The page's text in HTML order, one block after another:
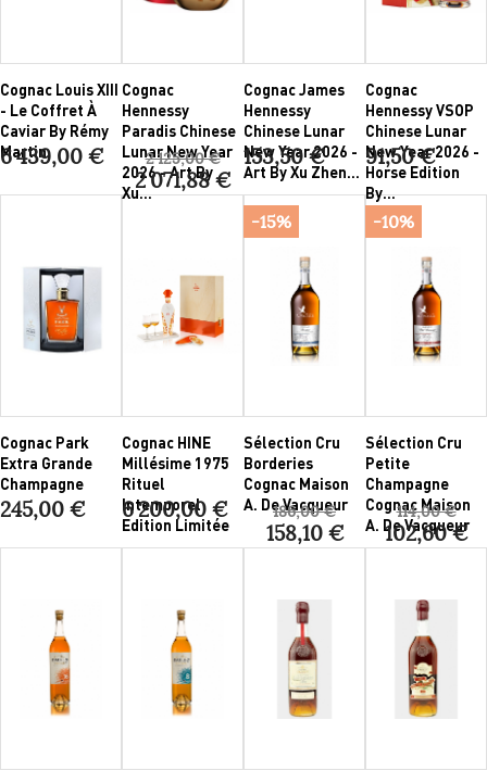
Cognac Louis XIII
- Le Coffret À
Caviar By Rémy
Martin
6 439,00 €
Cognac
Hennessy
Paradis Chinese
Lunar New Year
2026 - Art By
Xu...
2 125,00 €
2 071,88 €
Cognac James
Hennessy
Chinese Lunar
New Year 2026 -
Art By Xu Zhen...
153,50 €
Cognac
Hennessy VSOP
Chinese Lunar
New Year 2026 -
Horse Edition
By...
91,50 €
Cognac Park
Extra Grande
Champagne
245,00 €
Cognac HINE
Millésime 1975
Rituel
Intemporel
Edition Limitée
6 200,00 €
Sélection Cru
Borderies
Cognac Maison
A. De Vacqueur
186,00 €
158,10 €
-15%
Sélection Cru
Petite
Champagne
Cognac Maison
A. De Vacqueur
114,00 €
102,60 €
-10%